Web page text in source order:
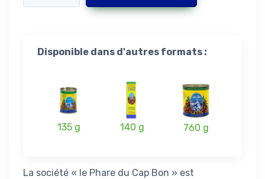
Disponible dans d'autres formats :
135 g 140 g 760 g
La société « le Phare du Cap Bon » est